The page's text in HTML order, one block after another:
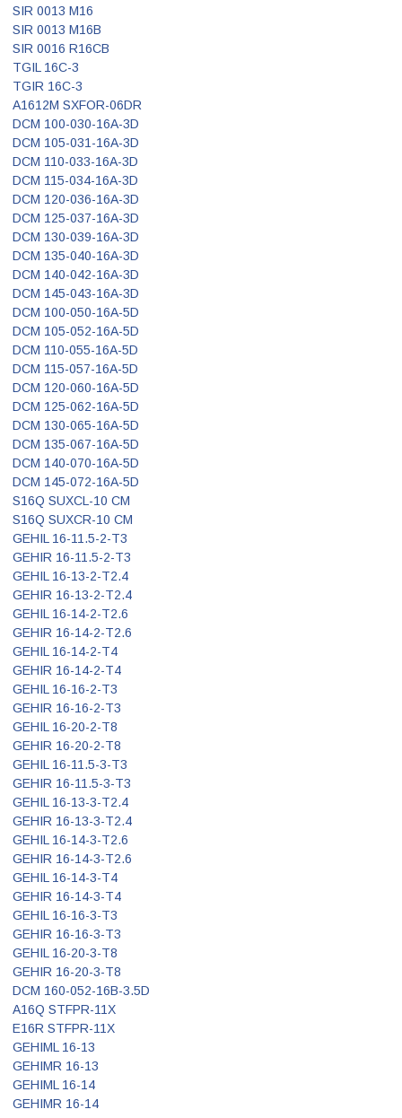
SIR 0013 M16
SIR 0013 M16B
SIR 0016 R16CB
TGIL 16C-3
TGIR 16C-3
A1612M SXFOR-06DR
DCM 100-030-16A-3D
DCM 105-031-16A-3D
DCM 110-033-16A-3D
DCM 115-034-16A-3D
DCM 120-036-16A-3D
DCM 125-037-16A-3D
DCM 130-039-16A-3D
DCM 135-040-16A-3D
DCM 140-042-16A-3D
DCM 145-043-16A-3D
DCM 100-050-16A-5D
DCM 105-052-16A-5D
DCM 110-055-16A-5D
DCM 115-057-16A-5D
DCM 120-060-16A-5D
DCM 125-062-16A-5D
DCM 130-065-16A-5D
DCM 135-067-16A-5D
DCM 140-070-16A-5D
DCM 145-072-16A-5D
S16Q SUXCL-10 CM
S16Q SUXCR-10 CM
GEHIL 16-11.5-2-T3
GEHIR 16-11.5-2-T3
GEHIL 16-13-2-T2.4
GEHIR 16-13-2-T2.4
GEHIL 16-14-2-T2.6
GEHIR 16-14-2-T2.6
GEHIL 16-14-2-T4
GEHIR 16-14-2-T4
GEHIL 16-16-2-T3
GEHIR 16-16-2-T3
GEHIL 16-20-2-T8
GEHIR 16-20-2-T8
GEHIL 16-11.5-3-T3
GEHIR 16-11.5-3-T3
GEHIL 16-13-3-T2.4
GEHIR 16-13-3-T2.4
GEHIL 16-14-3-T2.6
GEHIR 16-14-3-T2.6
GEHIL 16-14-3-T4
GEHIR 16-14-3-T4
GEHIL 16-16-3-T3
GEHIR 16-16-3-T3
GEHIL 16-20-3-T8
GEHIR 16-20-3-T8
DCM 160-052-16B-3.5D
A16Q STFPR-11X
E16R STFPR-11X
GEHIML 16-13
GEHIMR 16-13
GEHIML 16-14
GEHIMR 16-14